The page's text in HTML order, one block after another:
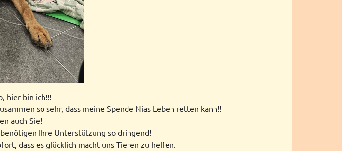
hier bin ich!!!
so sehr, dass meine Spende Nias Leben retten kann!!
auch Sie!
Ihre Unterstützung so dringend!
dass es glücklich macht uns Tieren zu helfen.